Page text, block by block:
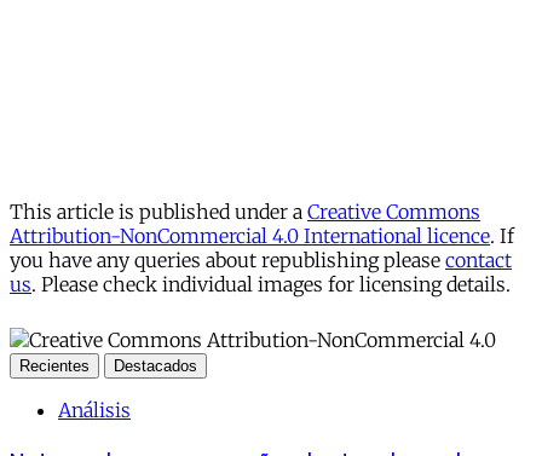
This article is published under a Creative Commons
Attribution-NonCommercial 4.0 International licence. If
you have any queries about republishing please contact
us. Please check individual images for licensing details.
Recientes Destacados
Análisis